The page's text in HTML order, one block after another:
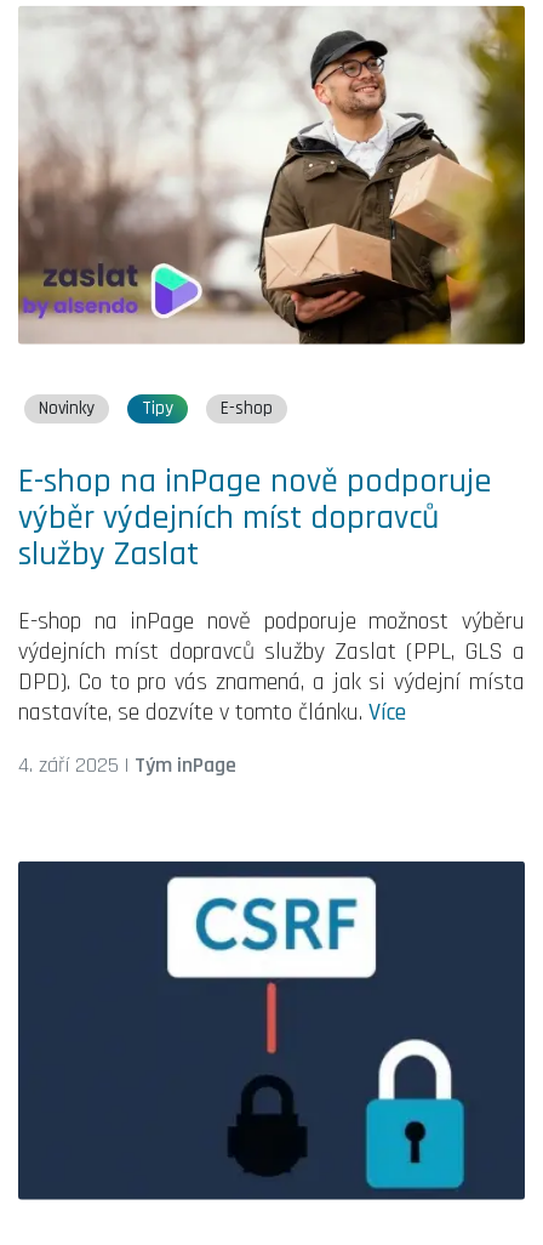
Novinky Tipy E-shop
E-shop na inPage nově podporuje
výběr výdejních míst dopravců
služby Zaslat
E-shop na inPage nově podporuje možnost výběru
výdejních míst dopravců služby Zaslat (PPL, GLS a
DPD). Co to pro vás znamená, a jak si výdejní místa
nastavíte, se dozvíte v tomto článku. Více
4. září 2025 | Tým inPage